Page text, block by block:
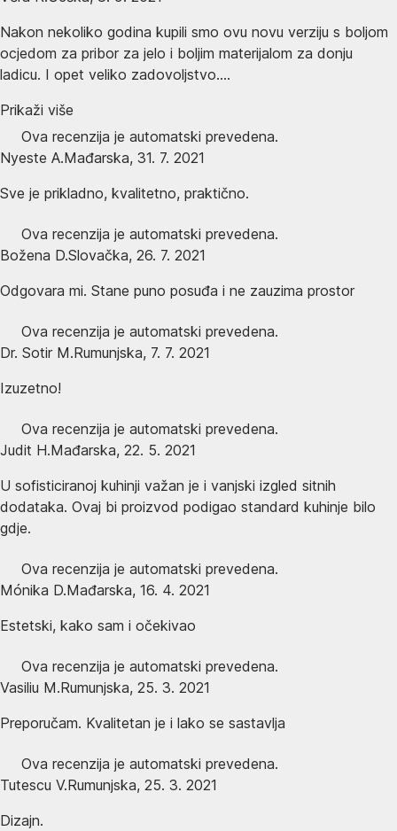
Nakon nekoliko godina kupili smo ovu novu verziju s boljom
ocjedom za pribor za jelo i boljim materijalom za donju
ladicu. I opet veliko zadovoljstvo....
Prikaži više
Ova recenzija je automatski prevedena.
Nyeste A.Mađarska, 31. 7. 2021
Sve je prikladno, kvalitetno, praktično.
Ova recenzija je automatski prevedena.
Božena D.Slovačka, 26. 7. 2021
Odgovara mi. Stane puno posuđa i ne zauzima prostor
Ova recenzija je automatski prevedena.
Dr. Sotir M.Rumunjska, 7. 7. 2021
Izuzetno!
Ova recenzija je automatski prevedena.
Judit H.Mađarska, 22. 5. 2021
U sofisticiranoj kuhinji važan je i vanjski izgled sitnih
dodataka. Ovaj bi proizvod podigao standard kuhinje bilo
gdje.
Ova recenzija je automatski prevedena.
Mónika D.Mađarska, 16. 4. 2021
Estetski, kako sam i očekivao
Ova recenzija je automatski prevedena.
Vasiliu M.Rumunjska, 25. 3. 2021
Preporučam. Kvalitetan je i lako se sastavlja
Ova recenzija je automatski prevedena.
Tutescu V.Rumunjska, 25. 3. 2021
Dizajn.